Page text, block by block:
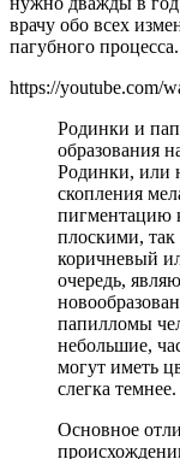
врачу обо всех
пагубного процесса.
https://youtube.com/
Родинки и
образования
Родинки, или
скопления
пигментацию
плоскими,
коричневый
очередь,
папилломы
небольшие,
могут иметь
слегка темнее.
Основное